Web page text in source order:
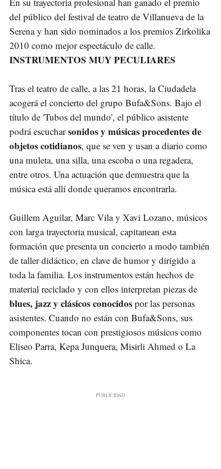
del público del festival de teatro de Villanueva de la
Serena y han sido nominados a los premios Zirkolika
2010 como mejor espectáculo de calle.
INSTRUMENTOS MUY PECULIARES
Tras el teatro de calle, a las 21 horas, la Ciudadela
acogerá el concierto del grupo Bufa&Sons. Bajo el
título de 'Tubos del mundo', el público asistente
podrá escucharsonidos y músicas procedentes de
objetos cotidianos, que se ven y usan a diario como
una muleta, una silla, una escoba o una regadera,
entre otros. Una actuación que demuestra que la
música está allí donde queramos encontrarla.
Guillem Aguilar, Marc Vila y Xavi Lozano, músicos
con larga trayectoria musical, capitanean esta
formación que presenta un concierto a modo también
de taller didáctico, en clave de humor y dirigido a
toda la familia. Los instrumentos están hechos de
material reciclado y con ellos interpretan piezas de
blues, jazz y clásicos conocidos por las personas
asistentes. Cuando no están con Bufa&Sons, sus
componentes tocan con prestigiosos músicos como
Eliseo Parra, Kepa Junquera, Misirli Ahmed o La
Shica.